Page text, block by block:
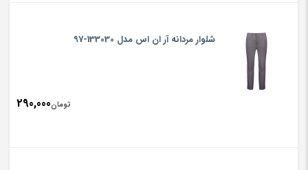
شلوار مردانه آر ان اس مدل 133030-97
تومان290,000